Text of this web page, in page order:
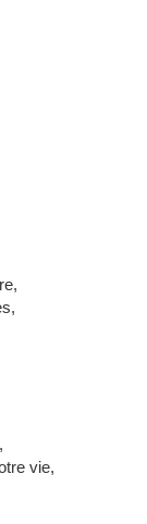
vie,